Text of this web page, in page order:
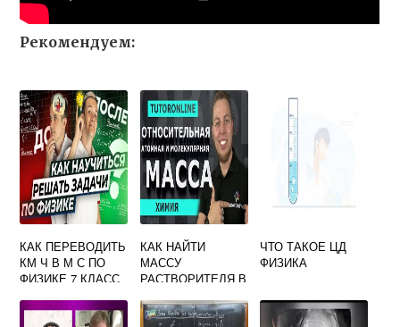
Рекомендуем:
КАК ПЕРЕВОДИТЬ
КМ Ч В М С ПО
ФИЗИКЕ 7 КЛАСС
КАК НАЙТИ
МАССУ
РАСТВОРИТЕЛЯ В
ЧТО ТАКОЕ ЦД
ФИЗИКА